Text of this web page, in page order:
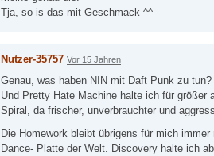
Tja, so is das mit Geschmack ^^
Nutzer-35757 Vor 15 Jahren
Genau, was haben NIN mit Daft Punk zu tun?
Und Pretty Hate Machine halte ich für größer
Spiral, da frischer, unverbrauchter und
Die Homework bleibt übrigens für mich
Dance- Platte der Welt. Discovery halte ich